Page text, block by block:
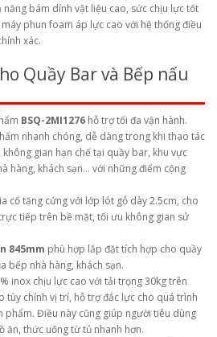
năng bám dính vật liệu cao, sức chịu lực tốt
phun foam áp lực cao với hệ thống điều
xác.
Quầy Bar và Bếp nấu
BSQ-2MI1276 hỗ trợ tối đa vận hành.
nhanh chóng, dễ dàng trong khi thao tác
gian hạn chế tại quầy bar, khu vực
hàng, khách sạn… với những điểm cộng
cố tăng cứng với lớp lót gỗ dày 2.5cm, cho
tiếp trên bề mặt, tối ưu không gian sử
845mm phù hợp lắp đặt tích hợp cho quầy
bếp nhà hàng, khách sạn.
inox chịu lực cao với tải trọng 30kg trên
tùy chỉnh vị trí, hỗ trợ đắc lực cho quá trình
phẩm. Điều này cũng giúp người tiêu dùng
ăn, thức uống từ tủ nhanh hơn.